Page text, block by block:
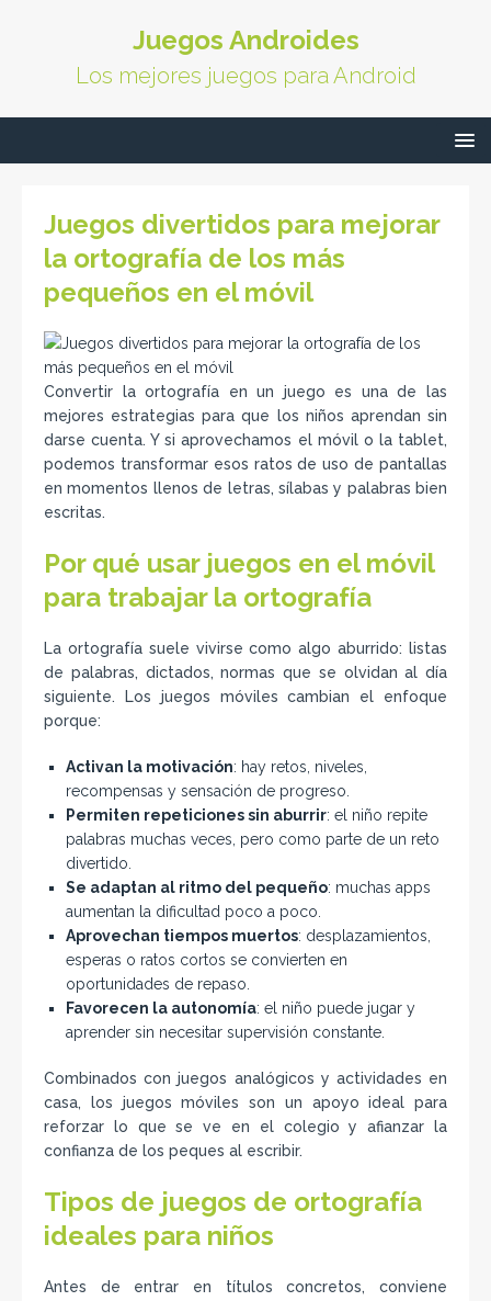
Juegos Androides
Los mejores juegos para Android
Juegos divertidos para mejorar
la ortografía de los más
pequeños en el móvil
Convertir la ortografía en un juego es una de las
mejores estrategias para que los niños aprendan sin
darse cuenta. Y si aprovechamos el móvil o la tablet,
podemos transformar esos ratos de uso de pantallas
en momentos llenos de letras, sílabas y palabras bien
escritas.
Por qué usar juegos en el móvil
para trabajar la ortografía
La ortografía suele vivirse como algo aburrido: listas
de palabras, dictados, normas que se olvidan al día
siguiente. Los juegos móviles cambian el enfoque
porque:
Activan la motivación: hay retos, niveles,
recompensas y sensación de progreso.
Permiten repeticiones sin aburrir: el niño repite
palabras muchas veces, pero como parte de un reto
divertido.
Se adaptan al ritmo del pequeño: muchas apps
aumentan la dificultad poco a poco.
Aprovechan tiempos muertos: desplazamientos,
esperas o ratos cortos se convierten en
oportunidades de repaso.
Favorecen la autonomía: el niño puede jugar y
aprender sin necesitar supervisión constante.
Combinados con juegos analógicos y actividades en
casa, los juegos móviles son un apoyo ideal para
reforzar lo que se ve en el colegio y afianzar la
confianza de los peques al escribir.
Tipos de juegos de ortografía
ideales para niños
Antes de entrar en títulos concretos, conviene